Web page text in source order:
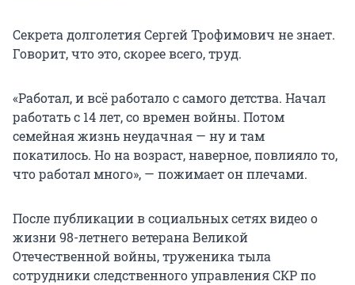
Секрета долголетия Сергей Трофимович не знает.
Говорит, что это, скорее всего, труд.
«Работал, и всё работало с самого детства. Начал
работать с 14 лет, со времен войны. Потом
семейная жизнь неудачная — ну и там
покатилось. Но на возраст, наверное, повлияло то,
что работал много», — пожимает он плечами.
После публикации в социальных сетях видео о
жизни 98-летнего ветерана Великой
Отечественной войны, труженика тыла
сотрудники следственного управления СКР по